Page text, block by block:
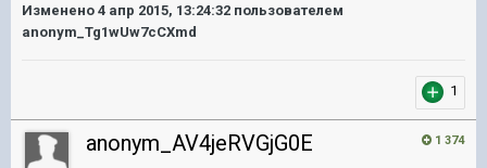
Изменено 4 апр 2015, 13:24:32 пользователем
anonym_Tg1wUw7cCXmd
1
1 374
anonym_AV4jeRVGjG0E